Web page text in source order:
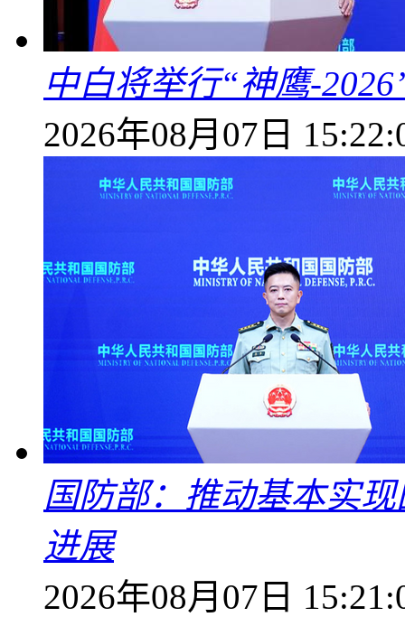
中白将举行“神鹰-
2026年08月07日
国防部：推动基本实
进展
2026年08月07日